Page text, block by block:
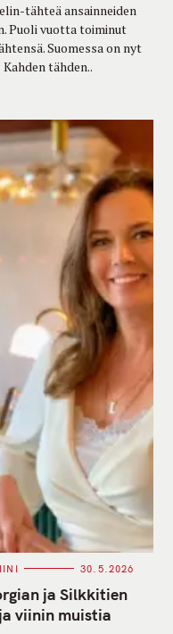
tähteä ansainneiden
Puoli vuotta toiminut
Suomessa on nyt
tähden..
30.5.2026
ja Silkkitien
viinin muistia